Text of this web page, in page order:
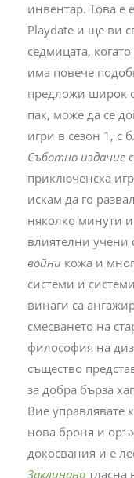
инвентар. Това е
Playdate и ще ви
седмицата,
има повече
предложи широк
пак, може да се
игри в сезон 1, с
Съботно издание
приключенска
искам да го
няколко минути и
влиятелни учени
войни кожа и
системи и
винаги са
смесването на
философия на
същество
за добра бърза
Вие управлявате
нова броня и
докосвания и е
Заклинано тласна